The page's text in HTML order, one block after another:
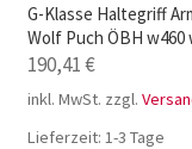
G-Klasse Haltegriff
Wolf Puch ÖBH w460
190,41€
inkl. MwSt. zzgl.
Lieferzeit: 1-3 Tage